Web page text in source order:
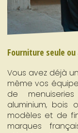
Fourniture seule ou
Vous avez déjà
même vos
de
aluminium, bois
modèles et de
marques